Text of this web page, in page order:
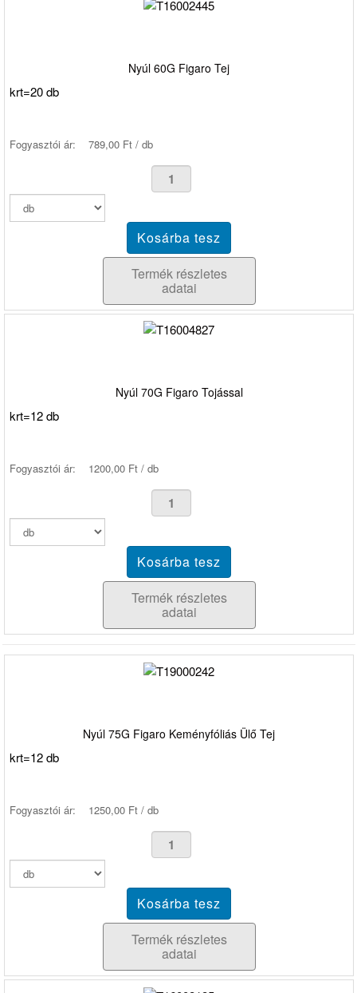
Nyúl 60G Figaro Tej
krt=20 db
Fogyasztói ár: 789,00 Ft / db
Termék részletes
adatai
Nyúl 70G Figaro Tojással
krt=12 db
Fogyasztói ár: 1200,00 Ft / db
Termék részletes
adatai
Nyúl 75G Figaro Keményfóliás Ülő Tej
krt=12 db
Fogyasztói ár: 1250,00 Ft / db
Termék részletes
adatai